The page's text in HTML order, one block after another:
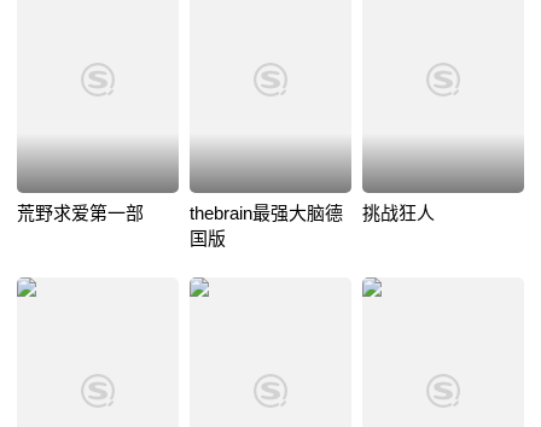
荒野求爱第一部
thebrain最强大脑德
国版
挑战狂人